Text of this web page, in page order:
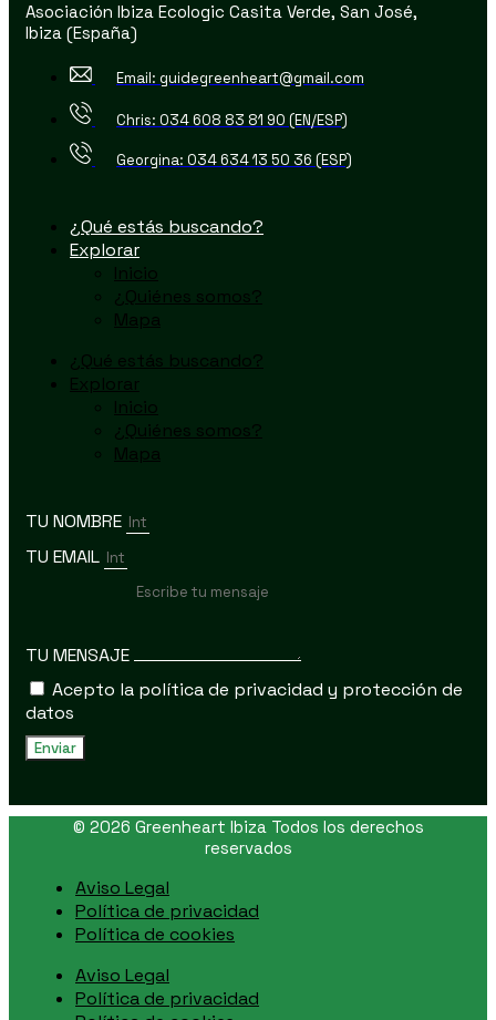
Asociación Ibiza Ecologic Casita Verde, San José,
Ibiza (España)
Email: guidegreenheart@gmail.com
Chris: 034 608 83 81 90 (EN/ESP)
Georgina: 034 634 13 50 36 (ESP)
¿Qué estás buscando?
Explorar
Inicio
¿Quiénes somos?
Mapa
¿Qué estás buscando?
Explorar
Inicio
¿Quiénes somos?
Mapa
TU NOMBRE
TU EMAIL
TU MENSAJE
Acepto la política de privacidad y protección de
datos
Enviar
© 2026 Greenheart Ibiza Todos los derechos
reservados
Aviso Legal
Política de privacidad
Política de cookies
Aviso Legal
Política de privacidad